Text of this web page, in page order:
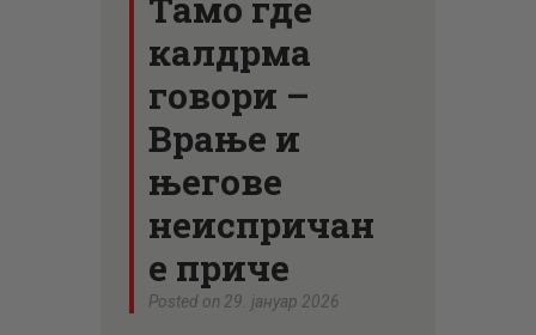
НАЈПРОДАВАНИЈЕ
НОВЕ КЊИГЕ
ОТРГНУТО ОД
ЗАБОРАВА
АУТОРИ
АКТУЕЛНОСТИ
ЦЕНОВНИК
ПИСМО
Тамо где
калдрма
говори –
Врање и
његове
неиспричан
е приче
Posted on 29. јануар 2026